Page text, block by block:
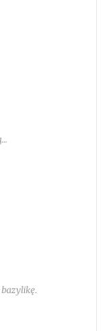
bazylikę.